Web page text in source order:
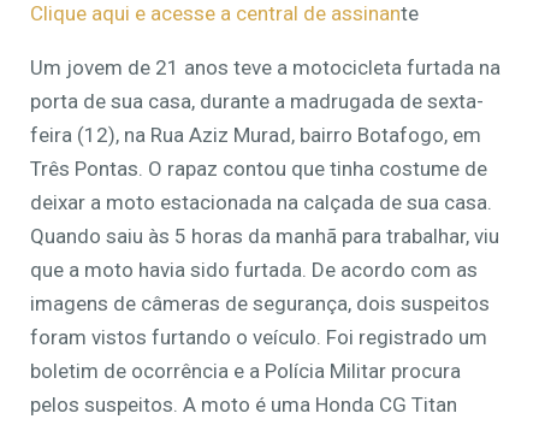
Clique aqui e acesse a central de assinante
Um jovem de 21 anos teve a motocicleta furtada na
porta de sua casa, durante a madrugada de sexta-
feira (12), na Rua Aziz Murad, bairro Botafogo, em
Três Pontas. O rapaz contou que tinha costume de
deixar a moto estacionada na calçada de sua casa.
Quando saiu às 5 horas da manhã para trabalhar, viu
que a moto havia sido furtada. De acordo com as
imagens de câmeras de segurança, dois suspeitos
foram vistos furtando o veículo. Foi registrado um
boletim de ocorrência e a Polícia Militar procura
pelos suspeitos. A moto é uma Honda CG Titan